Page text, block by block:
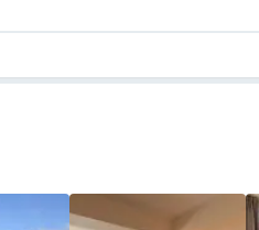
があり、それも雰囲気があってよい